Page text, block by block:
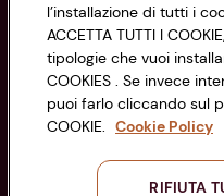
Seguici sui Social:
l’installazione di tutti i
ACCETTA TUTTI I
tipologie che vuoi
COOKIES . Se invece
puoi farlo cliccando sul
COOKIE. Cookie Policy
RIFIUTA